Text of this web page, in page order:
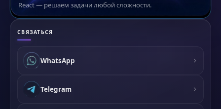
React — решаем задачи любой сложности.
СВЯЗАТЬСЯ
WhatsApp
Telegram